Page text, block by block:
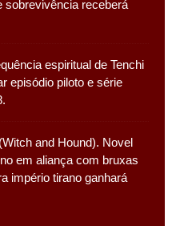
sobrevivência receberá
espiritual de Tenchi
episódio piloto e série
and Hound). Novel
em aliança com bruxas
império tirano ganhará